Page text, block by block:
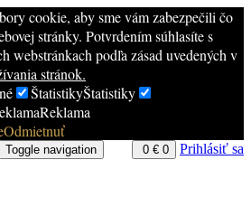
cookie, aby sme vám zabezpečili čo
stránky. Potvrdením súhlasíte s
webstránkach podľa zásad uvedených v
stránok.
ŠtatistikyŠtatistiky
Reklama
Odmietnuť
0 € 0 Prihlásiť sa
Toggle navigation